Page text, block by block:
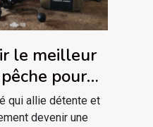
le meilleur
pour
qui allie détente et
devenir une